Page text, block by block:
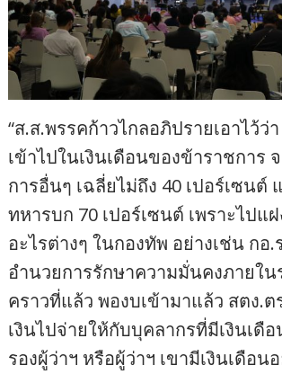
“ส.ส.พรรคก้าวไกลอภิปรายเอาไว้ว่
เข้าไปในเงินเดือนของข้าราชการ
การอื่นๆ เฉลี่ยไม่ถึง 40 เปอร์เซนต์
ทหารบก 70 เปอร์เซนต์ เพราะไปแฝ
อะไรต่างๆ ในกองทัพ อย่างเช่น กอ.
อำนวยการรักษาความมั่นคงภายใ
คราวที่แล้ว พองบเข้ามาแล้ว สตง.ต
เงินไปจ่ายให้กับบุคลากรที่มีเงินเดื
รองผู้ว่าฯ หรือผู้ว่าฯ เขามีเงินเดือน